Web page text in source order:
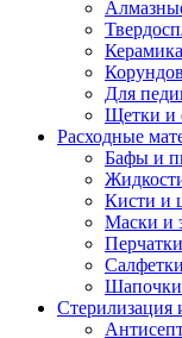
Керамика
Для
Щетки и
Расходные
Бафы и
Кисти и
Маски и
Перчатки
Шапочки
Стерилизация